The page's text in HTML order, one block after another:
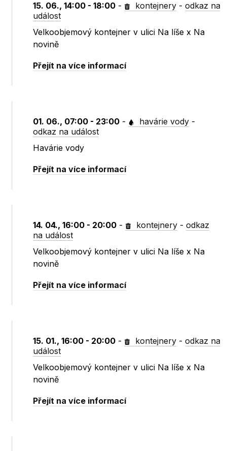
15. 06., 14:00 - 18:00 - kontejnery -odkaz na
událost
Velkoobjemový kontejner v ulici Na líše x Na
novině
Přejít na více informací
01. 06., 07:00 - 23:00 - havárie vody -
odkaz na událost
Havárie vody
Přejít na více informací
14. 04., 16:00 - 20:00 - kontejnery -odkaz
na událost
Velkoobjemový kontejner v ulici Na líše x Na
novině
Přejít na více informací
15. 01., 16:00 - 20:00 - kontejnery -odkaz na
událost
Velkoobjemový kontejner v ulici Na líše x Na
novině
Přejít na více informací